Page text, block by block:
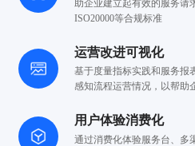
助企业建立起有效的服务请
ISO20000等合规标准
运营改进可视化
基于度量指标实践和服务报
感知流程运营情况，以帮助
用户体验消费化
通过消费化体验服务台、多